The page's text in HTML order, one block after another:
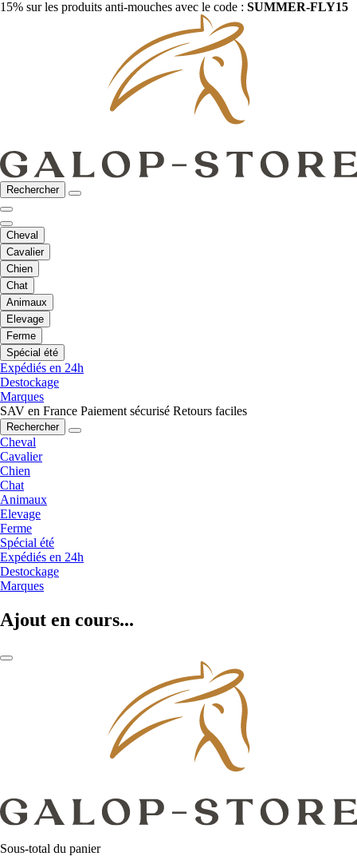
15% sur les produits anti-mouches avec le code : SUMMER-FLY15
Rechercher
Cheval
Cavalier
Chien
Chat
Animaux
Elevage
Ferme
Spécial été
Expédiés en 24h
Destockage
Marques
SAV en France Paiement sécurisé Retours faciles
Rechercher
Cheval
Cavalier
Chien
Chat
Animaux
Elevage
Ferme
Spécial été
Expédiés en 24h
Destockage
Marques
Ajout en cours...
Sous-total du panier